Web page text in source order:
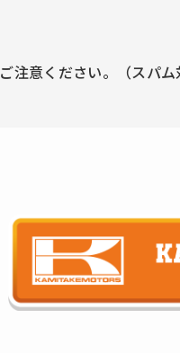
注意ください。（スパム